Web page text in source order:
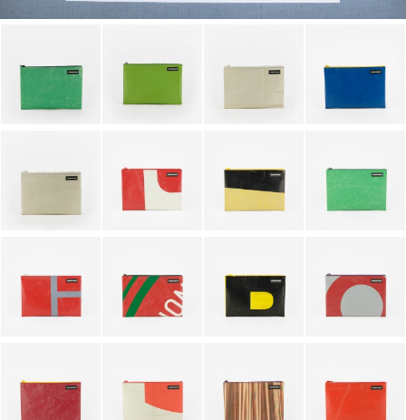
PORTAFOGLI E PORTACARTE
CUSTODIE PER LAPTOP
AGENDA & NOTEBOOK
ALTRI ACCESSORI